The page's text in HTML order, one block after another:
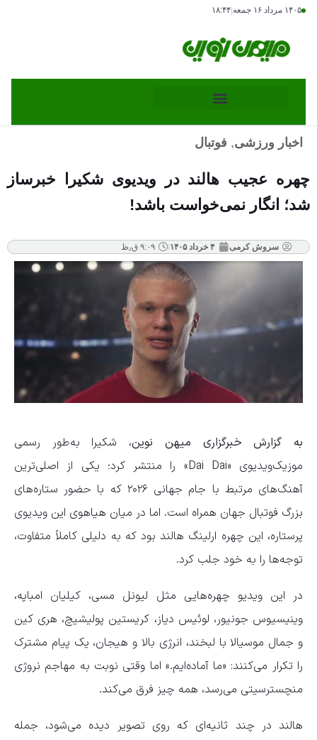
۱۴۰۵ مرداد ۱۶ جمعه ۱۸:۴۴
اخبار ورزشی, فوتبال
چهره عجیب هالند در ویدیوی شکیرا خبرساز
شد؛ انگار نمی‌خواست باشد!
سروش کرمی ۴ خرداد ۱۴۰۵ ۹:۰۹ ق٫ظ
به گزارش خبرگزاری میهن نوین، شکیرا به‌طور رسمی
موزیک‌ویدیوی «Dai Dai» را منتشر کرد؛ یکی از اصلی‌ترین
آهنگ‌های مرتبط با جام جهانی ۲۰۲۶ که با حضور ستاره‌های
بزرگ فوتبال جهان همراه است. اما در میان هیاهوی این ویدیوی
پرستاره، این چهره ارلینگ هالند بود که به دلیلی کاملاً متفاوت،
توجه‌ها را به خود جلب کرد.
در این ویدیو چهره‌هایی مثل لیونل مسی، کیلیان امباپه،
وینیسیوس جونیور، لوئیس دیاز، کریستین پولیشیچ، هری کین
و جمال موسیالا با لبخند، انرژی بالا و هیجان، یک پیام مشترک
را تکرار می‌کنند: «ما آماده‌ایم.» اما وقتی نوبت به مهاجم نروژی
منچسترسیتی می‌رسد، همه چیز فرق می‌کند.
هالند در چند ثانیه‌ای که روی تصویر دیده می‌شود، جمله